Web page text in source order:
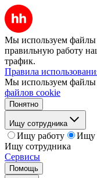
Мы используем файлы
правильную работу
трафик.
Правила
Мы используем файлы
файлов cookie
Понятно
Ищу сотрудника
Ищу работу
Ищу
Ищу сотрудника
Сервисы
Помощь